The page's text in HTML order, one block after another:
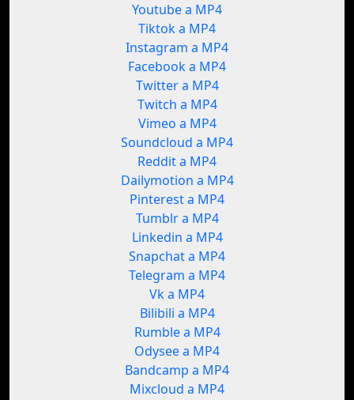
Youtube a MP4
Tiktok a MP4
Instagram a MP4
Facebook a MP4
Twitter a MP4
Twitch a MP4
Vimeo a MP4
Soundcloud a MP4
Reddit a MP4
Dailymotion a MP4
Pinterest a MP4
Tumblr a MP4
Linkedin a MP4
Snapchat a MP4
Telegram a MP4
Vk a MP4
Bilibili a MP4
Rumble a MP4
Odysee a MP4
Bandcamp a MP4
Mixcloud a MP4